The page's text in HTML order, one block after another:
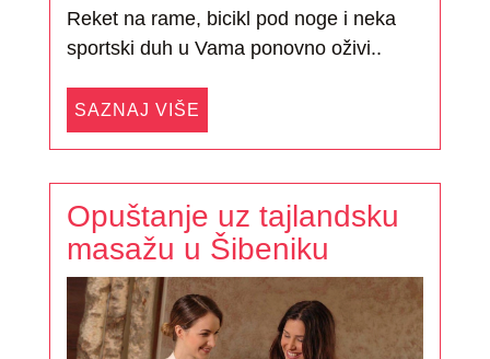
Reket na rame, bicikl pod noge i neka
sportski duh u Vama ponovno oživi..
SAZNAJ VIŠE
Opuštanje uz tajlandsku
masažu u Šibeniku